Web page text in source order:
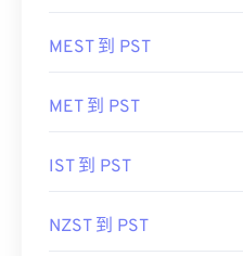
MEST 到 PST
MET 到 PST
IST 到 PST
NZST 到 PST